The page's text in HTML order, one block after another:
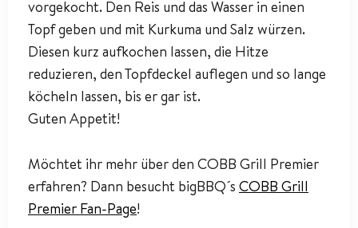
vorgekocht. Den Reis und das Wasser in einen
Topf geben und mit Kurkuma und Salz würzen.
Diesen kurz aufkochen lassen, die Hitze
reduzieren, den Topfdeckel auflegen und so lange
köcheln lassen, bis er gar ist.
Guten Appetit!
Möchtet ihr mehr über den COBB Grill Premier
erfahren? Dann besucht bigBBQ´s COBB Grill
Premier Fan-Page!